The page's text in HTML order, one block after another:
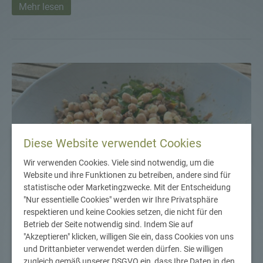
Mehr lesen
Diese Website verwendet Cookies
Wir verwenden Cookies. Viele sind notwendig, um die
Website und ihre Funktionen zu betreiben, andere sind für
statistische oder Marketingzwecke. Mit der Entscheidung
"Nur essentielle Cookies" werden wir Ihre Privatsphäre
respektieren und keine Cookies setzen, die nicht für den
Betrieb der Seite notwendig sind. Indem Sie auf
"Akzeptieren" klicken, willigen Sie ein, dass Cookies von uns
und Drittanbieter verwendet werden dürfen. Sie willigen
zugleich gemäß unserer DSGVO ein, dass Ihre Daten in den